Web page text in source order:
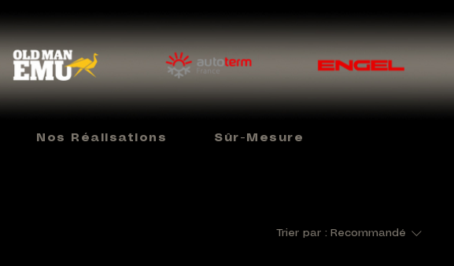
Nos Réalisations Sûr-Mesure
Trier par : Recommandé